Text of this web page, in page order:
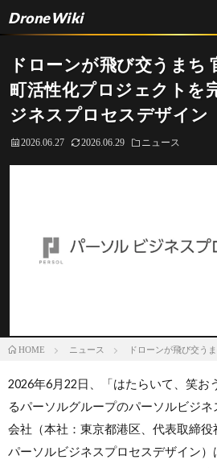
DroneWiki
ドローンが飛び交うまち
町活性化プロジェクトを
ジネスプロセスデザイン
2026.06.27 2026.06.29 ニュース
HOME ニュース ドローンが飛び交う
2026年6月22日、「はたらいて、笑お
るパーソルグループのパーソルビジ
会社（本社：東京都港区、代表取締役
パーソルビジネスプロセスデザイン